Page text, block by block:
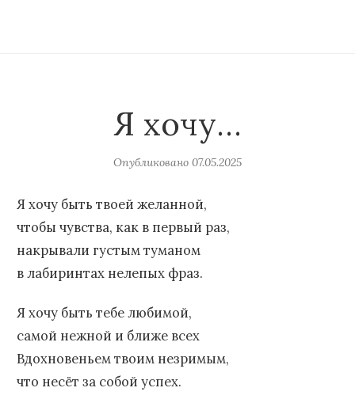
Я хочу…
Опубликовано 07.05.2025
Я хочу быть твоей желанной,
чтобы чувства, как в первый раз,
накрывали густым туманом
в лабиринтах нелепых фраз.
Я хочу быть тебе любимой,
самой нежной и ближе всех
Вдохновеньем твоим незримым,
что несёт за собой успех.